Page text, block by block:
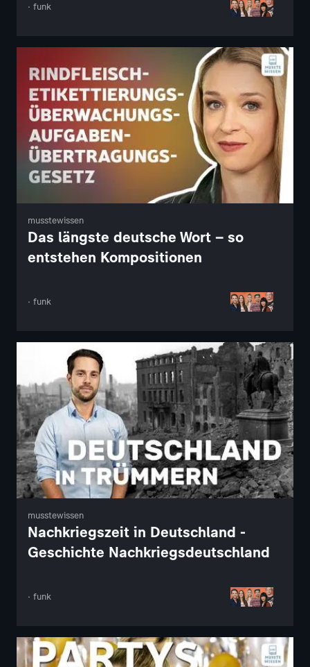
· funk
musstewissen
Das längste deutsche Wort – so
entstehen Kompositionen
· funk
musstewissen
Nachkriegszeit in Deutschland -
Geschichte Nachkriegsdeutschland
· funk